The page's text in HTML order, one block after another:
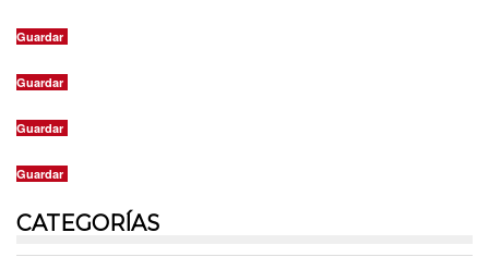
Guardar
Guardar
Guardar
Guardar
CATEGORÍAS